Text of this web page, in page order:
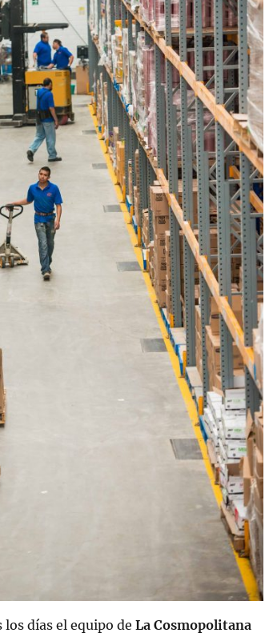
los días el equipo de La Cosmopolitana